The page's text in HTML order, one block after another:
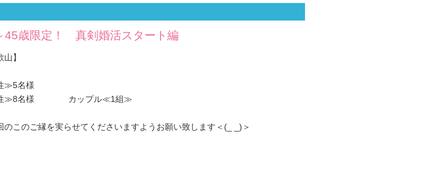
45歳限定！ 真剣婚活スタート編
山】
≫5名様
≫8名様 カップル≪1組≫
このご縁を実らせてくださいますようお願い致します＜(_ _)＞